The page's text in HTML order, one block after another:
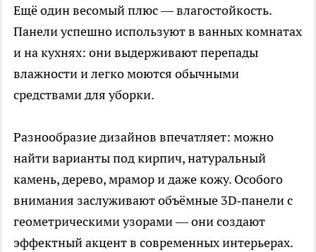
Ещё один весомый плюс — влагостойкость.
Панели успешно используют в ванных комнатах
и на кухнях: они выдерживают перепады
влажности и легко моются обычными
средствами для уборки.
Разнообразие дизайнов впечатляет: можно
найти варианты под кирпич, натуральный
камень, дерево, мрамор и даже кожу. Особого
внимания заслуживают объёмные 3D‑панели с
геометрическими узорами — они создают
эффектный акцент в современных интерьерах.